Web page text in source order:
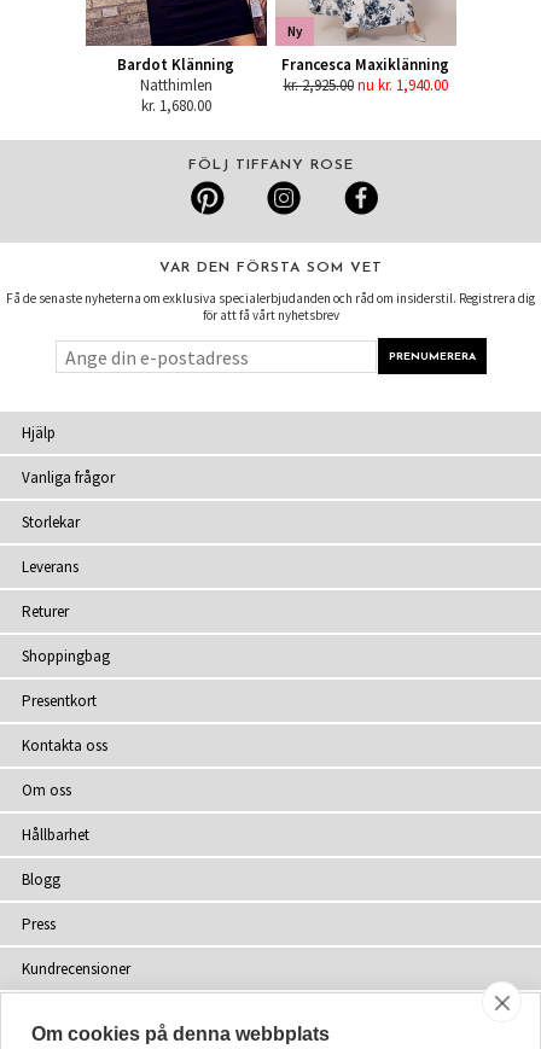
Bardot Klänning
Natthimlen
kr. 1,680.00
Ny
Francesca Maxiklänning
kr. 2,925.00 nu kr. 1,940.00
FÖLJ TIFFANY ROSE
VAR DEN FÖRSTA SOM VET
Få de senaste nyheterna om exklusiva specialerbjudanden och råd om insiderstil. Registrera dig
för att få vårt nyhetsbrev
Hjälp
Vanliga frågor
Storlekar
Leverans
Returer
Shoppingbag
Presentkort
Kontakta oss
Om oss
Hållbarhet
Blogg
Press
Kundrecensioner
Om cookies på denna webbplats